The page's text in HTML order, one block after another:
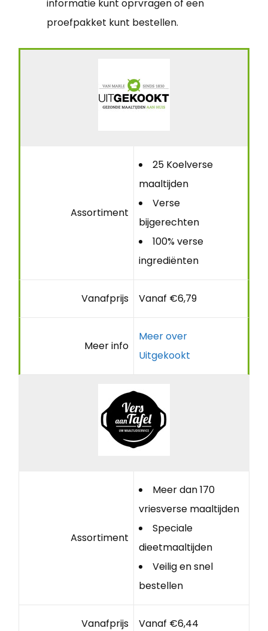
informatie kunt oprvragen of een
proefpakket kunt bestellen.
Assortiment
25 Koelverse
maaltijden
Verse
bijgerechten
100% verse
ingrediënten
Vanafprijs Vanaf €6,79
Meer info
Meer over
Uitgekookt
Assortiment
Meer dan 170
vriesverse maaltijden
Speciale
dieetmaaltijden
Veilig en snel
bestellen
Vanafprijs Vanaf €6,44